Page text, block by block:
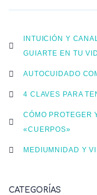
INTUICIÓN Y
GUIARTE EN TU
AUTOCUIDADO
4 CLAVES PARA
CÓMO PROTEGER
«CUERPOS»
MEDIUMNIDAD Y
CATEGORÍAS